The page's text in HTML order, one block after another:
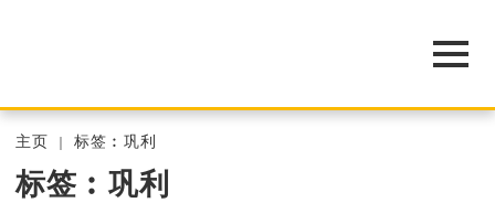
主页 标签︰巩利
标签︰巩利